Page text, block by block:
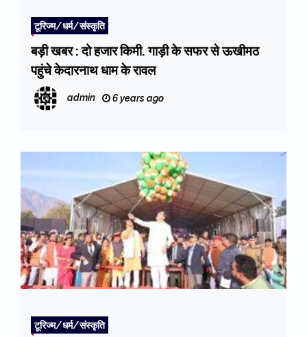
टूरिज्म/धर्म/संस्कृति
बड़ी खबर : दो हजार किमी. गाड़ी के सफर से ऊखीमठ
पहुंचे केदारनाथ धाम के रावल
admin 6 years ago
टूरिज्म/धर्म/संस्कृति